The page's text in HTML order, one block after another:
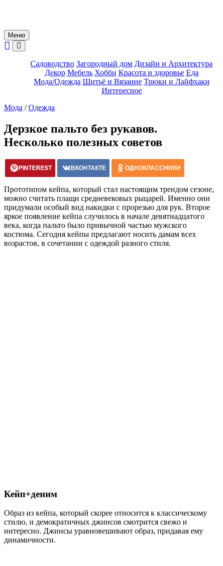
Меню
Садоводство Загородный дом Дизайн и Архитектура
Декор Мебель Хобби Красота и здоровье Еда
Мода/Одежда Шитьё и Вязание Трюки и Лайфхаки
Интересное
Мода /Одежда
Дерзкое пальто без рукавов.
Несколько полезных советов
PINTEREST ВКОНТАКТЕ ОДНОКЛАССНИКИ
Прототипом кейпа, который стал настоящим трендом сезоне,
можно считать плащи средневековых рыцарей. Именно они
придумали особый вид накидки с прорезью для рук. Второе
яркое появление кейпа случилось в начале девятнадцатого
века, когда пальто было привычной частью мужского
костюма. Сегодня кейпы предлагают носить дамам всех
возрастов, в сочетании с одеждой разного стиля.
Кейп+деним
Образ из кейпа, который скорее относится к классическому
стилю, и демократичных джинсов смотрится свежо и
интересно. Джинсы уравновешивают образ, придавая ему
динамичности.